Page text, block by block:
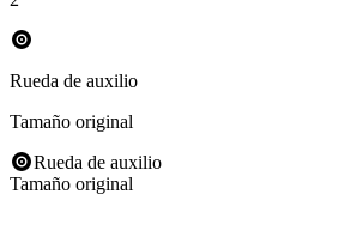
Rueda de auxilio
Tamaño original
Rueda de auxilio
Tamaño original